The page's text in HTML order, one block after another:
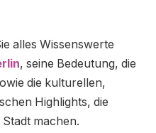
alles Wissenswerte
, seine Bedeutung, die
die kulturellen,
Highlights, die
machen.